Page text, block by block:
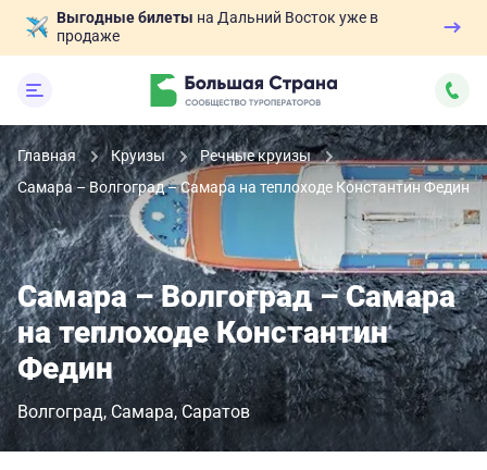
Выгодные билеты на Дальний Восток уже в
продаже
Главная Круизы
Речные круизы
Самара – Волгоград – Самара на теплоходе Константин Федин
Самара – Волгоград – Самара
на теплоходе Константин
Федин
Волгоград Самара Саратов